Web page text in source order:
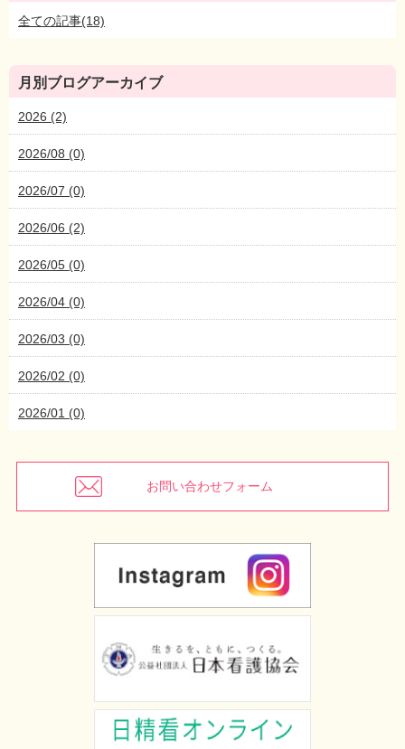
全ての記事(18)
月別ブログアーカイブ
2026 (2)
2026/08 (0)
2026/07 (0)
2026/06 (2)
2026/05 (0)
2026/04 (0)
2026/03 (0)
2026/02 (0)
2026/01 (0)
お問い合わせフォーム